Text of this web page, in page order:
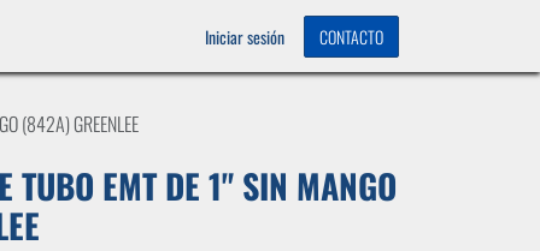
Iniciar sesión CONTACTO
(842A) GREENLEE
TUBO EMT DE 1" SIN MANGO